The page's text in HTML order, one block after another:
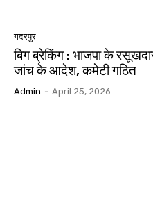
गदरपुर
बिग ब्रेकिंग : भाजपा के
जांच के आदेश, कमेटी गठित
Admin - April 25, 2026